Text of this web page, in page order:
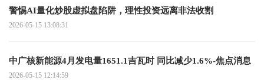
警惕AI量化炒股虚拟盘陷阱，理性投资远离非法收割
2026-05-15 13:08:31
中广核新能源4月发电量1651.1吉瓦时 同比减少1.6%-焦点消息
2026-05-15 12:14:59